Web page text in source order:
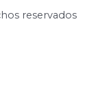
reservados